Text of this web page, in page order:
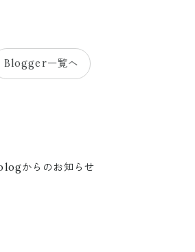
Blogger一覧へ
からのお知らせ